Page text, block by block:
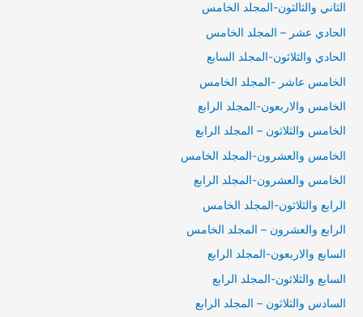
الثاني والثالثون-المجلد الخامس
الحادي عشر – المجلد الخامس
الحادي والثلاثون-المجلد السابع
الخامس عاشر -المجلد الخامس
الخامس والاربعون-المجلد الرابع
الخامس والثلاثون – المجلد الرابع
الخامس والعشرون-المجلد الخامس
الخامس والعشرون-المجلد الرابع
الرابع والثلاثون-المجلد الخامس
الرابع والعشرون – المجلد الخامس
السابع والاربعون-المجلد الرابع
السابع والثلاثون-المجلد الرابع
السادس والثلاثون – المجلد الرابع